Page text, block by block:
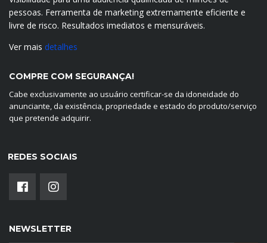
pessoas. Ferramenta de marketing extremamente eficiente e
livre de risco. Resultados imediatos e mensuráveis.
Ver mais detalhes
COMPRE COM SEGURANÇA!
Cabe exclusivamente ao usuário certificar-se da idoneidade do
anunciante, da existência, propriedade e estado do produto/serviço
que pretende adquirir.
REDES SOCIAIS
NEWSLETTER